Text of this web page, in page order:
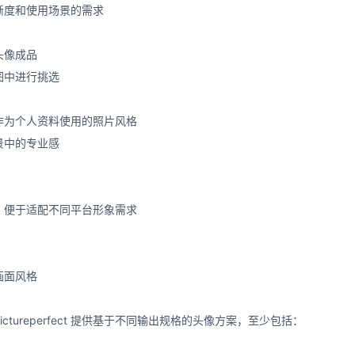
和使用场景的需求
像成品
中进行挑选
个人资料使用的照片风格
中的专业感
于适配不同平台形象需求
面风格
提供基于不同输出规格的头像方案，至少包括：